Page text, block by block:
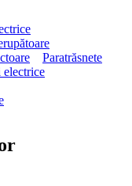
Paratrăsnete